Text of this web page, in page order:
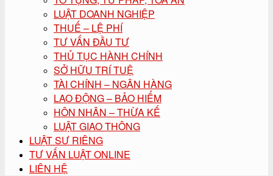
LUẬT DOANH NGHIỆP
THUẾ – LỆ PHÍ
TƯ VẤN ĐẦU TƯ
THỦ TỤC HÀNH CHÍNH
SỞ HỮU TRÍ TUỆ
TÀI CHÍNH – NGÂN HÀNG
LAO ĐỘNG – BẢO HIỂM
HÔN NHÂN – THỪA KẾ
LUẬT GIAO THÔNG
LUẬT SƯ RIÊNG
TƯ VẤN LUẬT ONLINE
LIÊN HỆ